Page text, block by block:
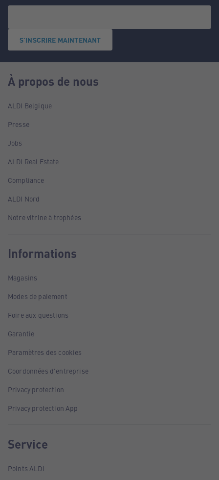
S'INSCRIRE MAINTENANT
À propos de nous
ALDI Belgique
Presse
Jobs
ALDI Real Estate
Compliance
ALDI Nord
Notre vitrine à trophées
Informations
Magasins
Modes de paiement
Foire aux questions
Garantie
Paramètres des cookies
Coordonnées d'entreprise
Privacy protection
Privacy protection App
Service
Points ALDI